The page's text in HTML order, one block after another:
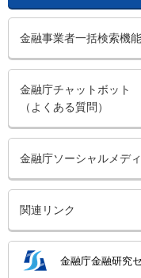
金融事業者一括検索機能
金融庁チャットボット
（よくある質問）
金融庁ソーシャルメデ
関連リンク
金融庁金融研究